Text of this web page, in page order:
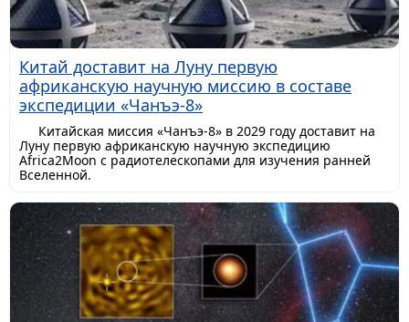
Китай доставит на Луну первую
африканскую научную миссию в составе
экспедиции «Чанъэ-8»
Китайская миссия «Чанъэ-8» в 2029 году доставит на
Луну первую африканскую научную экспедицию
Africa2Moon с радиотелескопами для изучения ранней
Вселенной.